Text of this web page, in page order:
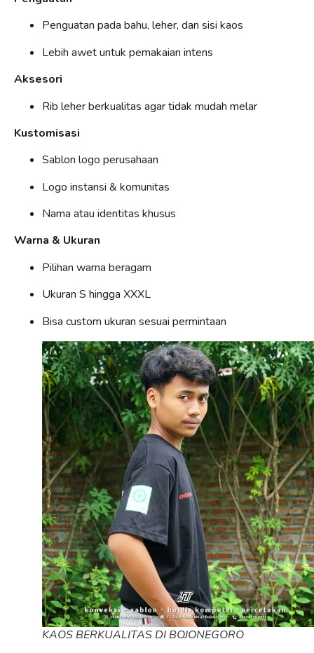
Penguatan pada bahu, leher, dan sisi kaos
Lebih awet untuk pemakaian intens
Aksesori
Rib leher berkualitas agar tidak mudah melar
Kustomisasi
Sablon logo perusahaan
Logo instansi & komunitas
Nama atau identitas khusus
Warna & Ukuran
Pilihan warna beragam
Ukuran S hingga XXXL
Bisa custom ukuran sesuai permintaan
KAOS BERKUALITAS DI BOJONEGORO